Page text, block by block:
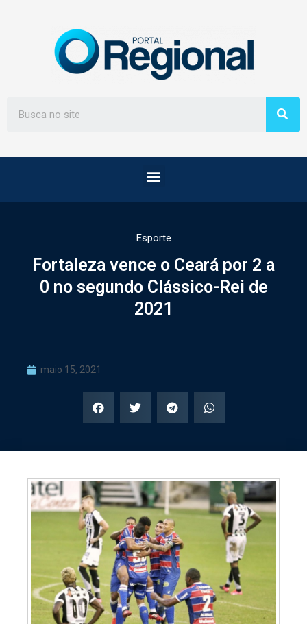
Esporte
Fortaleza vence o Ceará por 2 a
0 no segundo Clássico-Rei de
2021
maio 15, 2021